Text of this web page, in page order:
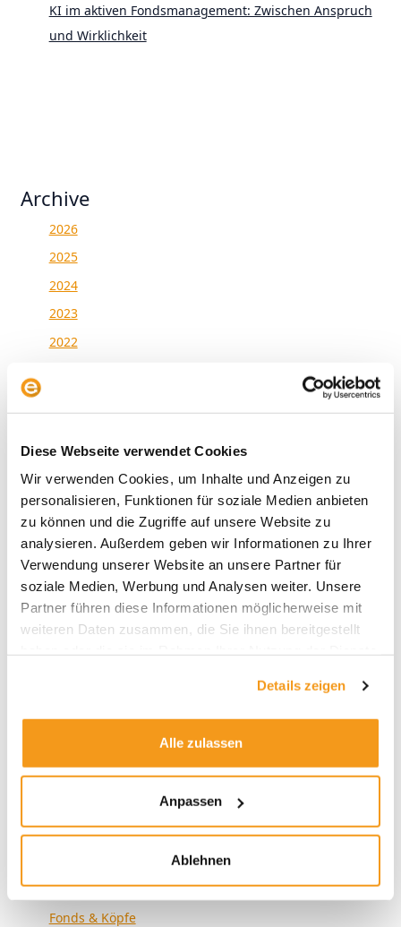
Diese Webseite verwendet Cookies
Wir verwenden Cookies, um Inhalte und Anzeigen zu
personalisieren, Funktionen für soziale Medien anbieten
zu können und die Zugriffe auf unsere Website zu
analysieren. Außerdem geben wir Informationen zu Ihrer
Verwendung unserer Website an unsere Partner für
soziale Medien, Werbung und Analysen weiter. Unsere
Partner führen diese Informationen möglicherweise mit
weiteren Daten zusammen, die Sie ihnen bereitgestellt
Details zeigen
Alle zulassen
Anpassen
Ablehnen
KI im aktiven Fondsmanagement: Zwischen Anspruch
und Wirklichkeit
Archive
2026
2025
2024
2023
2022
2018
1970
Kategorien
Allgemein
Envestor Academy
Envestor Know-how
Envestor Research
Fonds & Altersvorsorge
Fonds & Community
Fonds & Köpfe